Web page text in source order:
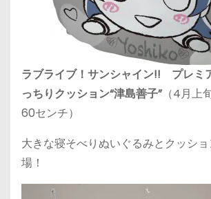
ラブライブ！サンシャイン!! プレミ
っちりクッション“津島善子”（4月上
60センチ）
大きな寝そべりぬいぐるみとクッシ
場！